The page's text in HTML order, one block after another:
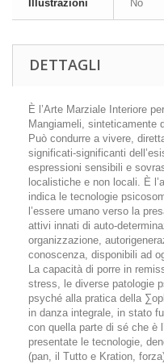
Illustrazioni No
DETTAGLI
È l’Arte Marziale Interiore
Mangiameli, sinteticamente
Può condurre a vivere,
significati-significanti
espressioni sensibili e
localistiche e non locali. È
indica le tecnologie
l’essere umano verso la
attivi innati di auto-
organizzazione,
conoscenza, disponibili ad
La capacità di porre in
stress, le diverse patologie
psyché alla pratica della
in danza integrale, in stato
con quella parte di sé che è
presentate le tecnologie,
(pan, il Tutto e Kration,